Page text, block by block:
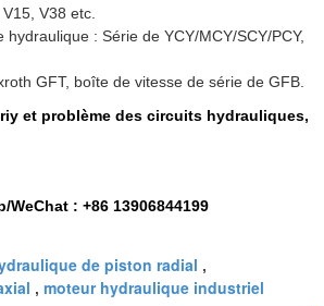
V38 etc.
: Série de YCY/MCY/SCY/PCY,
GFT, boîte de vitesse de série de GFB.
et problème des circuits hydrauliques,
: +86 13906844199
de piston radial ,
, moteur hydraulique industriel